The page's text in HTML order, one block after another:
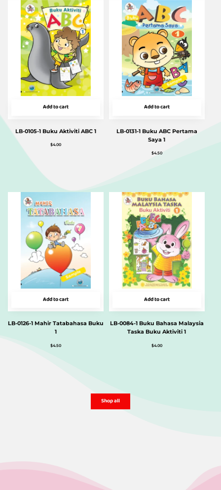
Add to cart
LB-0105-1 Buku Aktiviti ABC 1
$4.00
Add to cart
LB-0131-1 Buku ABC Pertama
Saya 1
$4.50
Add to cart
LB-0126-1 Mahir Tatabahasa Buku
1
$4.50
Add to cart
LB-0084-1 Buku Bahasa Malaysia
Taska Buku Aktiviti 1
$4.00
Shop all